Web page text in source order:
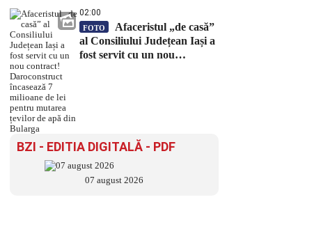
02:00
FOTO
Afaceristul „de casă”
al Consiliului Județean Iași a
fost servit cu un nou
BZI - EDITIA DIGITALĂ - PDF
07 august 2026